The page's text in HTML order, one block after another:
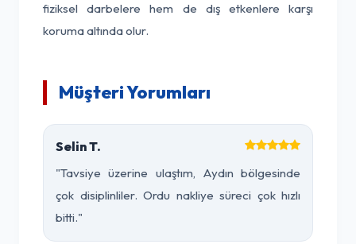
fiziksel darbelere hem de dış etkenlere karşı
koruma altında olur.
Müşteri Yorumları
Selin T.
"Tavsiye üzerine ulaştım, Aydın bölgesinde
çok disiplinliler. Ordu nakliye süreci çok hızlı
bitti."